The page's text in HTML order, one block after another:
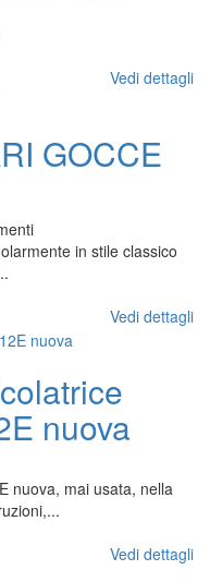
Vedi dettagli
GOCCE
in stile classico
Vedi dettagli
nuova
nuova, mai usata, nella
Vedi dettagli